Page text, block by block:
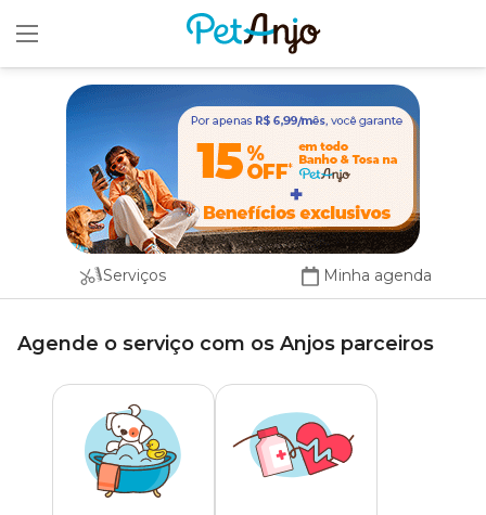
Serviços Minha agenda
Agende o serviço com os Anjos parceiros